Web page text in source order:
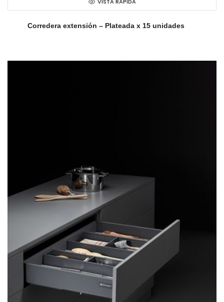
VISTA RAPIDA
Corredera extensión – Plateada x 15 unidades